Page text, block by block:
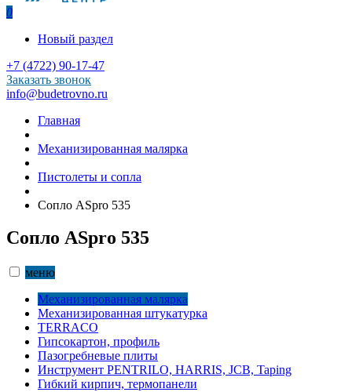
0
Новый раздел
+7 (4722) 90-17-47
Заказать звонок
info@budetrovno.ru
Главная
Механизированная малярка
Пистолеты и сопла
Сопло ASpro 535
Сопло ASpro 535
меню
Механизированная малярка
Механизированная штукатурка
TERRACO
Гипсокартон, профиль
Пазогребневые плиты
Инструмент PENTRILO, HARRIS, JCB, Taping
Гибкий кирпич, термопанели